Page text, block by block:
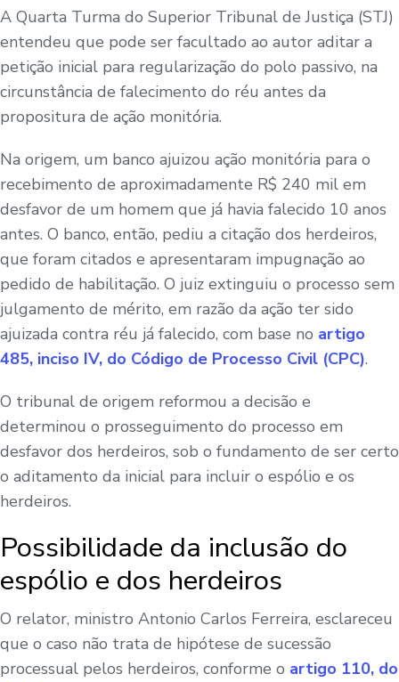
A Quarta Turma do Superior Tribunal de Justiça (STJ)
entendeu que pode ser facultado ao autor aditar a
petição inicial para regularização do polo passivo, na
circunstância de falecimento do réu antes da
propositura de ação monitória.
Na origem, um banco ajuizou ação monitória para o
recebimento de aproximadamente R$ 240 mil em
desfavor de um homem que já havia falecido 10 anos
antes. O banco, então, pediu a citação dos herdeiros,
que foram citados e apresentaram impugnação ao
pedido de habilitação. O juiz extinguiu o processo sem
julgamento de mérito, em razão da ação ter sido
ajuizada contra réu já falecido, com base no artigo
485, inciso IV, do Código de Processo Civil (CPC).
O tribunal de origem reformou a decisão e
determinou o prosseguimento do processo em
desfavor dos herdeiros, sob o fundamento de ser certo
o aditamento da inicial para incluir o espólio e os
herdeiros.
Possibilidade da inclusão do
espólio e dos herdeiros
O relator, ministro Antonio Carlos Ferreira, esclareceu
que o caso não trata de hipótese de sucessão
processual pelos herdeiros, conforme o artigo 110, do